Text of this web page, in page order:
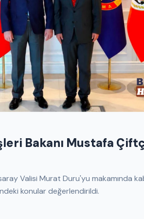
Bakanı Mustafa
Valisi Murat Duru'yu makamında
konular değerlendirildi.